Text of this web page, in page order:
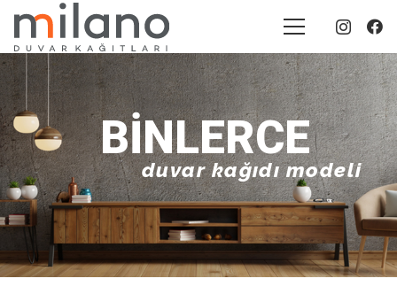
BINLERCE
duvar kağıdı modeli